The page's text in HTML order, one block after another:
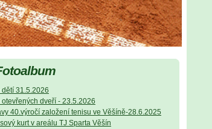
dětí 31.5.2026
otevřených dveří - 23.5.2026
40.výročí založení tenisu ve Věšíně-28.6.2025
kurt v areálu TJ Sparta Věšín